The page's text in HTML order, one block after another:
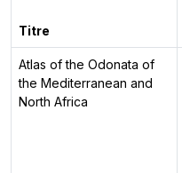
Titre
Atlas of the Odonata of
the Mediterranean and
North Africa